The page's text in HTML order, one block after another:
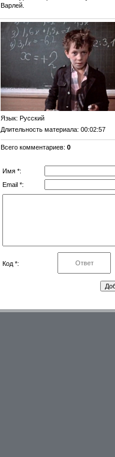
Варлей.
Язык: Русский
Длительность материала: 00:02:57
Всего комментариев: 0
Имя *:
Email *:
Код *: